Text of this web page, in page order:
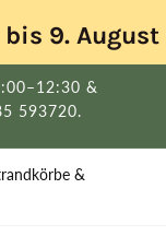
9.
&
593720.
&